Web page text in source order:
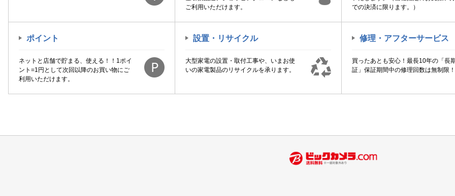
ご利用いただけます。
での決済に限ります。）
ポイント
ネットと店舗で貯まる、使える！！1ポイ
ント=1円として次回以降のお買い物にご
利用いただけます。
設置・リサイクル
大型家電の設置・取付工事や、いまお使
いの家電製品のリサイクルを承ります。
修理・アフターサービス
買ったあとも安心！最長10年の「長
証」保証期間中の修理回数は無制限！